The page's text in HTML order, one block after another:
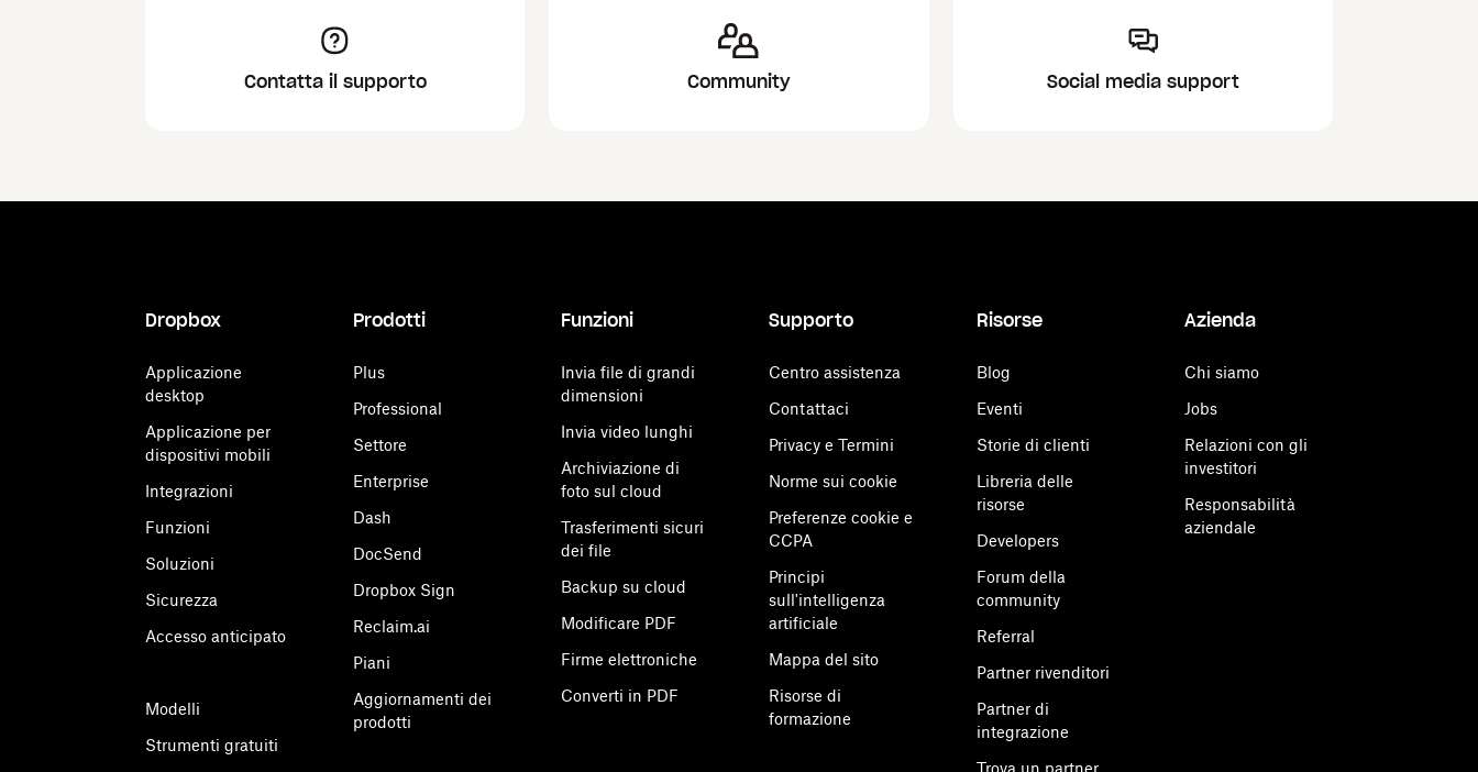
Contatta il supporto Community Social media support
Dropbox
Applicazione
desktop
Applicazione per
dispositivi mobili
Integrazioni
Funzioni
Soluzioni
Sicurezza
Accesso anticipato
Modelli
Strumenti gratuiti
Prodotti
Plus
Professional
Settore
Enterprise
Dash
DocSend
Dropbox Sign
Reclaim.ai
Piani
Aggiornamenti dei
prodotti
Funzioni
Invia file di grandi
dimensioni
Invia video lunghi
Archiviazione di
foto sul cloud
Trasferimenti sicuri
dei file
Backup su cloud
Modificare PDF
Firme elettroniche
Converti in PDF
Supporto
Centro assistenza
Contattaci
Privacy e Termini
Norme sui cookie
Preferenze cookie e
CCPA
Principi
sull'intelligenza
artificiale
Mappa del sito
Risorse di
formazione
Risorse
Blog
Eventi
Storie di clienti
Libreria delle
risorse
Developers
Forum della
community
Referral
Partner rivenditori
Partner di
integrazione
Trova un partner
Azienda
Chi siamo
Jobs
Relazioni con gli
investitori
Responsabilità
aziendale